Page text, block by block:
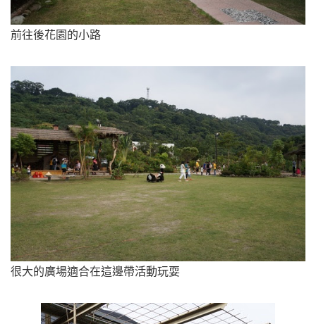
前往後花園的小路
很大的廣場適合在這邊帶活動玩耍